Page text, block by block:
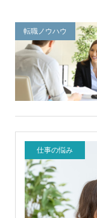
転職ノウハウ
仕事の悩み